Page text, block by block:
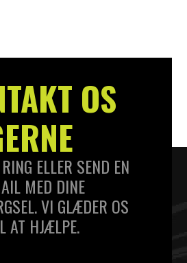
OS
ELLER SEND EN
MED DINE
VI GLÆDER OS
AT HJÆLPE.